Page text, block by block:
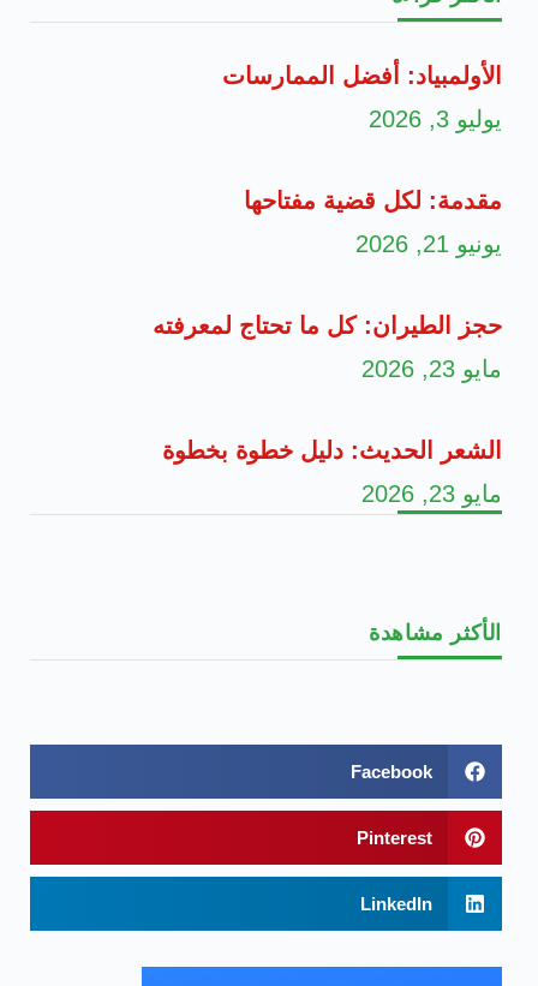
الأولمبياد: أفضل الممارسات
يوليو 3, 2026
مقدمة: لكل قضية مفتاحها
يونيو 21, 2026
حجز الطيران: كل ما تحتاج لمعرفته
مايو 23, 2026
الشعر الحديث: دليل خطوة بخطوة
مايو 23, 2026
الأكثر مشاهدة
Facebook
Pinterest
LinkedIn